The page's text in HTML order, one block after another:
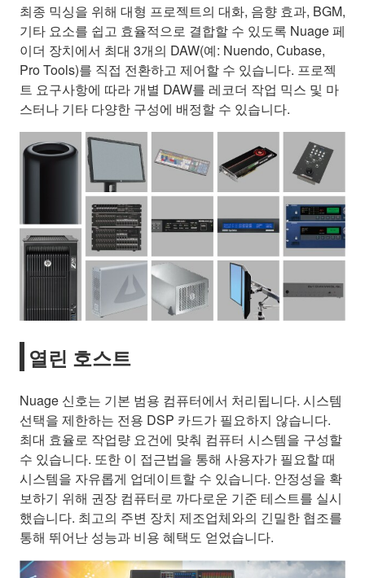
최종 믹싱을 위해 대형 프로젝트의 대화, 음향 효과, BGM,
기타 요소를 쉽고 효율적으로 결합할 수 있도록 Nuage 페
이더 장치에서 최대 3개의 DAW(예: Nuendo, Cubase,
Pro Tools)를 직접 전환하고 제어할 수 있습니다. 프로젝
트 요구사항에 따라 개별 DAW를 레코더 작업 믹스 및 마
스터나 기타 다양한 구성에 배정할 수 있습니다.
열린 호스트
Nuage 신호는 기본 범용 컴퓨터에서 처리됩니다. 시스템
선택을 제한하는 전용 DSP 카드가 필요하지 않습니다.
최대 효율로 작업량 요건에 맞춰 컴퓨터 시스템을 구성할
수 있습니다. 또한 이 접근법을 통해 사용자가 필요할 때
시스템을 자유롭게 업데이트할 수 있습니다. 안정성을 확
보하기 위해 권장 컴퓨터로 까다로운 기준 테스트를 실시
했습니다. 최고의 주변 장치 제조업체와의 긴밀한 협조를
통해 뛰어난 성능과 비용 혜택도 얻었습니다.